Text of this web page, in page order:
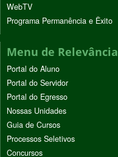
WebTV
Programa Permanência e Êxito
Menu de Relevância
Portal do Aluno
Portal do Servidor
Portal do Egresso
Nossas Unidades
Guia de Cursos
Processos Seletivos
Concursos